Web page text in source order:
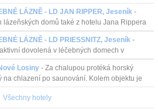
LÁZNĚ - LD JAN RIPPER, Jeseník -
lázeňských domů také z hotelu Jana Rippera
výhled na hřebeny Hrubého Jeseníku s
LÁZNĚ - LD PRIESSNITZ, Jeseník -
dovolená v léčebných domech v
v Jeseníku.
Losiny - Za chalupou protéká horský
na chlazení po saunování. Kolem objektu je
Je zde možné ...
Všechny hotely